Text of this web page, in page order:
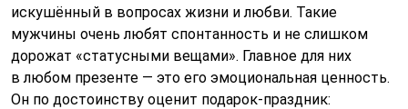
искушённый в вопросах жизни и любви. Такие
мужчины очень любят спонтанность и не слишком
дорожат «статусными вещами». Главное для них
в любом презенте — это его эмоциональная ценность.
Он по достоинству оценит подарок-праздник: